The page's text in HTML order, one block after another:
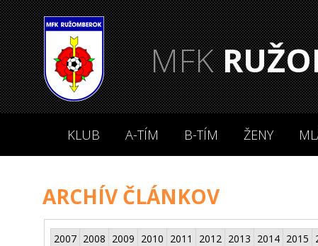
MFK
KLUB A-TÍM B-TÍM ŽENY
ARCHÍV ČLÁNKOV
2007 2008 2009 2010 2011 2012 2013 2014 2015